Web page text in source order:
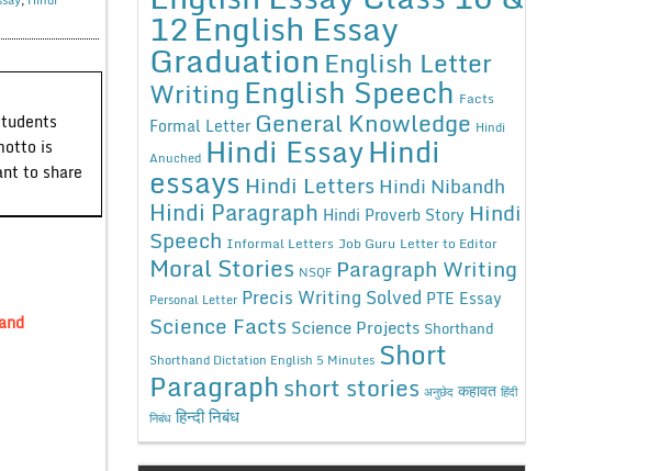
is
to share
12English Essay
Graduation English Letter
WritingEnglish Speech Facts
Formal Letter General Knowledge Hindi
Anuched Hindi EssayHindi
essays Hindi Letters Hindi Nibandh
Hindi Paragraph Hindi Proverb Story Hindi
Speech Informal Letters Job Guru Letter to Editor
Moral Stories NSQF Paragraph Writing
Personal Letter Precis Writing Solved PTE Essay
Science Facts Science Projects Shorthand
Shorthand Dictation English 5 Minutes Short
Paragraphshort stories अनुछेद कहावत हिंदी
निबंध हिन्दी निबंध